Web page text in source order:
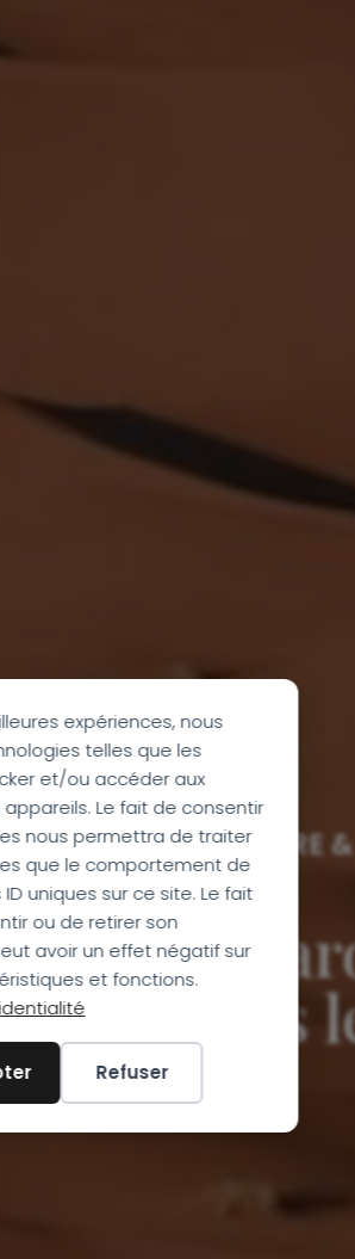
expériences, nous
telles que les
et/ou accéder aux
Le fait de consentir
nous permettra de traiter
que le comportement de
uniques sur ce site. Le fait
ou de retirer son
avoir un effet négatif sur
et fonctions.
Refuser
CHAMELIÈRE
8 JOURS
au
dans
adapté aux enfants